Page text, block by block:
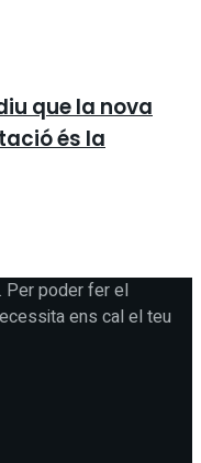
que la nova
és la
Per poder fer el
ens cal el teu